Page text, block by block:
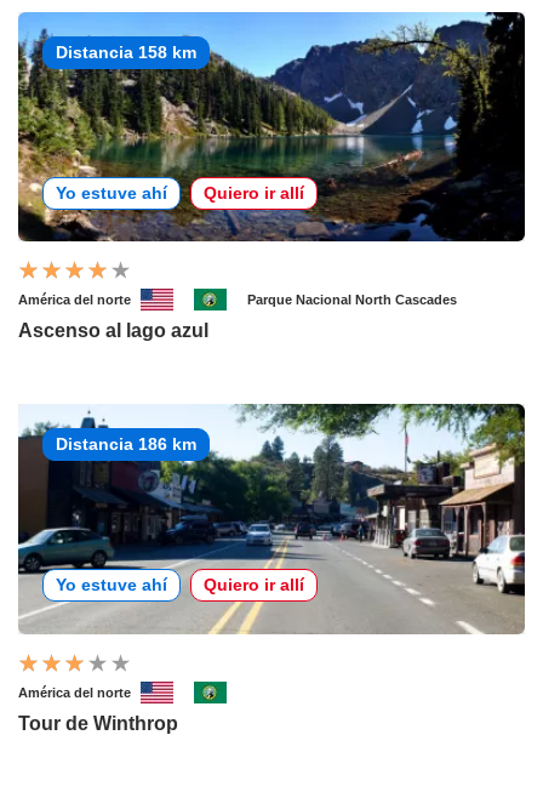
Distancia 158 km
Yo estuve ahí Quiero ir allí
América del norte Parque Nacional North Cascades
Ascenso al lago azul
Distancia 186 km
Yo estuve ahí Quiero ir allí
América del norte
Tour de Winthrop